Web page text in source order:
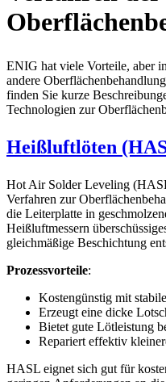
ENIG hat viele Vorteile, aber
andere
finden Sie kurze
Technologien zur
Heißluftlöten
Hot Air Solder Leveling
Verfahren zur
die Leiterplatte in
Heißluftmessern
gleichmäßige Beschichtung
Prozessvorteile:
Kostengünstig mit
Erzeugt eine dicke
Bietet gute Lötleistung
Repariert effektiv
HASL eignet sich gut für